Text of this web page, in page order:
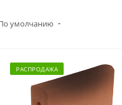
умолчанию
РАСПРОДАЖА